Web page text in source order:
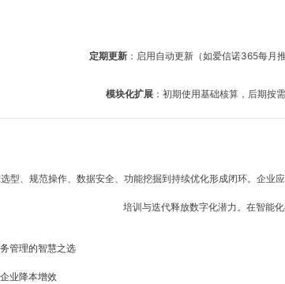
定期更新：启用自动更新（如爱信诺365每月
模块化扩展 ：初期使用基础核算，后期按
型、规范操作、数据安全、功能挖掘到持续优化形成闭环。企
培训与迭代释放数字化潜力。在智能
管理的智慧之选
业降本增效